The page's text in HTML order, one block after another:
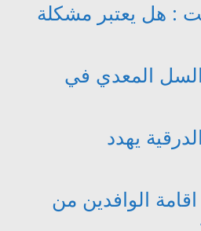
: هل يعتبر مشكلة
المعدي في
يهدد
الوافدين من